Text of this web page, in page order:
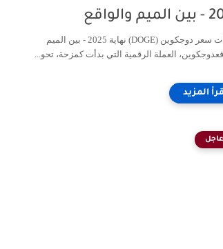
والواقع
توقعات سعر دوجكوين (DOGE) نهاية 2025 - بين الميم
العملة الرقمية التي بدأت كمزحة، تحو...
عاجل